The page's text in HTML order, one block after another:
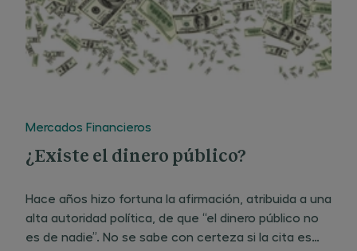
Mercados Financieros
¿Existe el dinero público?
Hace años hizo fortuna la afirmación, atribuida a una
alta autoridad política, de que “el dinero público no
es de nadie”. No se sabe con certeza si la cita es